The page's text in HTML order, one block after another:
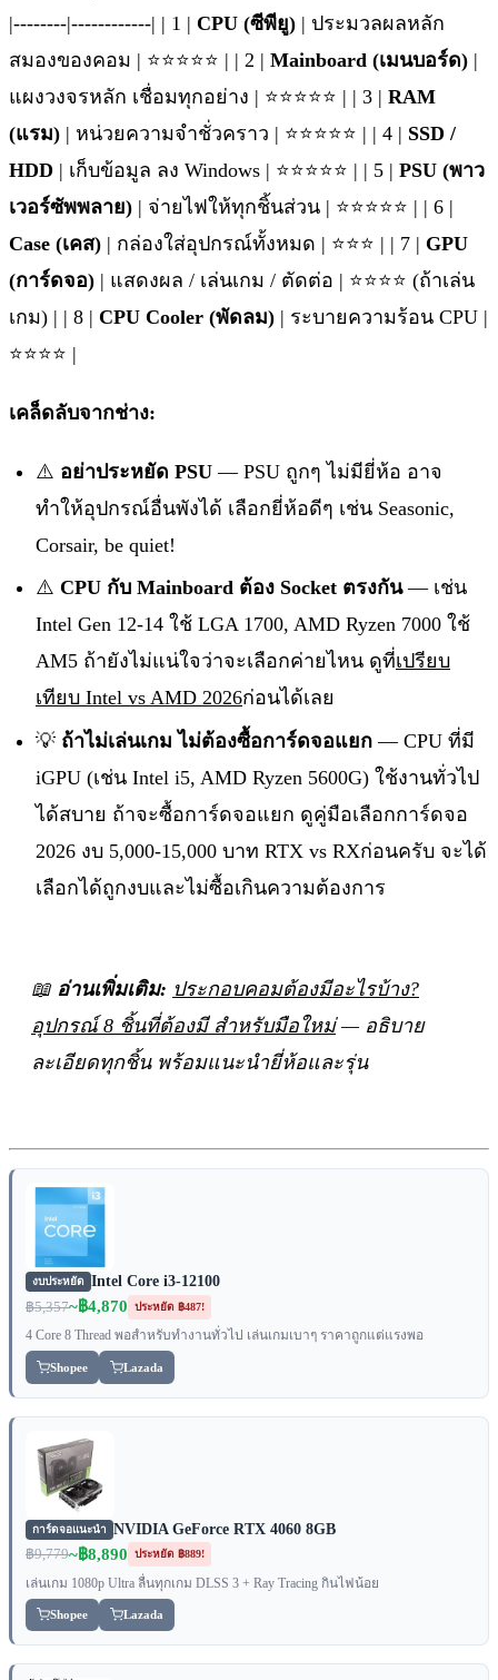
|--------|------------| | 1 | CPU (ซีพียู) | ประมวลผลหลัก
สมองของคอม | ⭐⭐⭐⭐⭐ | | 2 | Mainboard (เมนบอร์ด) |
แผงวงจรหลัก เชื่อมทุกอย่าง | ⭐⭐⭐⭐⭐ | | 3 | RAM
(แรม) | หน่วยความจำชั่วคราว | ⭐⭐⭐⭐⭐ | | 4 | SSD /
HDD | เก็บข้อมูล ลง Windows | ⭐⭐⭐⭐⭐ | | 5 | PSU (พาว
เวอร์ซัพพลาย) | จ่ายไฟให้ทุกชิ้นส่วน | ⭐⭐⭐⭐⭐ | | 6 |
Case (เคส) | กล่องใส่อุปกรณ์ทั้งหมด | ⭐⭐⭐ | | 7 | GPU
(การ์ดจอ) | แสดงผล / เล่นเกม / ตัดต่อ | ⭐⭐⭐⭐ (ถ้าเล่น
เกม) | | 8 | CPU Cooler (พัดลม) | ระบายความร้อน CPU |
⭐⭐⭐⭐ |
เคล็ดลับจากช่าง:
⚠️ อย่าประหยัด PSU — PSU ถูกๆ ไม่มียี่ห้อ อาจ
ทำให้อุปกรณ์อื่นพังได้ เลือกยี่ห้อดีๆ เช่น Seasonic,
Corsair, be quiet!
⚠️ CPU กับ Mainboard ต้อง Socket ตรงกัน— เช่น
Intel Gen 12-14 ใช้ LGA 1700, AMD Ryzen 7000 ใช้
AM5 ถ้ายังไม่แน่ใจว่าจะเลือกค่ายไหน ดูที่เปรียบ
เทียบ Intel vs AMD 2026ก่อนได้เลย
💡 ถ้าไม่เล่นเกม ไม่ต้องซื้อการ์ดจอแยก — CPU ที่มี
iGPU (เช่น Intel i5, AMD Ryzen 5600G) ใช้งานทั่วไป
ได้สบาย ถ้าจะซื้อการ์ดจอแยก ดูคู่มือเลือกการ์ดจอ
2026 งบ 5,000-15,000 บาท RTX vs RXก่อนครับ จะได้
เลือกได้ถูกงบและไม่ซื้อเกินความต้องการ
📖 อ่านเพิ่มเติม: ประกอบคอมต้องมีอะไรบ้าง?
อุปกรณ์ 8 ชิ้นที่ต้องมี สำหรับมือใหม่— อธิบาย
ละเอียดทุกชิ้น พร้อมแนะนำยี่ห้อและรุ่น
งบประหยัด
Intel Core i3-12100
฿5,357~฿4,870 ประหยัด ฿487!
4 Core 8 Thread พอสำหรับทำงานทั่วไป เล่นเกมเบาๆ ราคาถูกแต่แรงพอ
Shopee Lazada
การ์ดจอแนะนำ
NVIDIA GeForce RTX 4060 8GB
฿9,779~฿8,890 ประหยัด ฿889!
เล่นเกม 1080p Ultra ลื่นทุกเกม DLSS 3 + Ray Tracing กินไฟน้อย
Shopee Lazada